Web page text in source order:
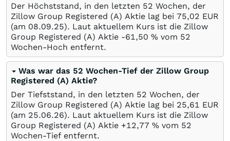
Der Höchststand, in den letzten 52 Wochen, der
Zillow Group Registered (A) Aktie lag bei 75,02 EUR
(am 08.09.25). Laut aktuellem Kurs ist die Zillow
Group Registered (A) Aktie -61,50 % vom 52
Wochen-Hoch entfernt.
Was war das 52 Wochen-Tief der Zillow Group
Registered (A) Aktie?
Der Tiefststand, in den letzten 52 Wochen, der
Zillow Group Registered (A) Aktie lag bei 25,61 EUR
(am 25.06.26). Laut aktuellem Kurs ist die Zillow
Group Registered (A) Aktie +12,77 % vom 52
Wochen-Tief entfernt.